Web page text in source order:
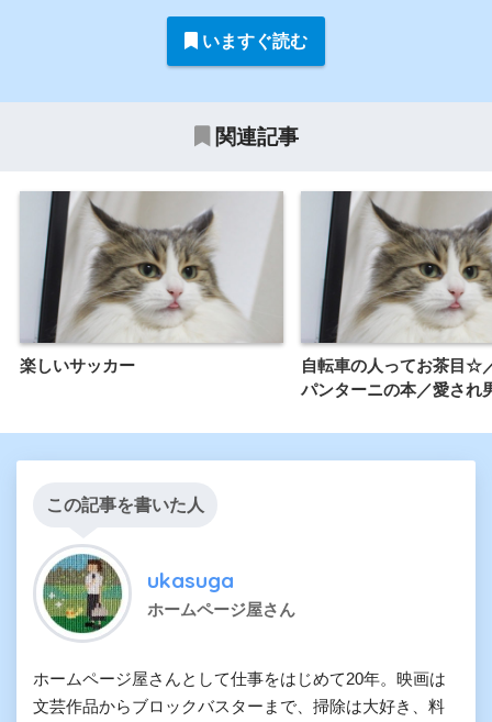
いますぐ読む
関連記事
楽しいサッカー
自転車の人ってお茶目☆
パンターニの本／愛され
この記事を書いた人
ukasuga
ホームページ屋さん
ホームページ屋さんとして仕事をはじめて20年。映画は
文芸作品からブロックバスターまで、掃除は大好き、料